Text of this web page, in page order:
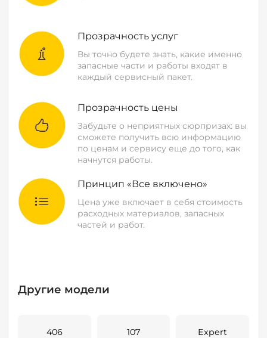
Прозрачность услуг
Вы точно будете знать, какие именно
запасные части и работы входят в
каждый сервисный пакет.
Прозрачность цены
Забудьте о неприятных сюрпризах: вы
сможете получить всю информацию
по ценам и сервису еще до того, как
начнутся работы.
Принцип «Все включено»
Цена уже включает в себя стоимость
расходных материалов, запасных
частей и работ.
Другие модели
406 107 Expert